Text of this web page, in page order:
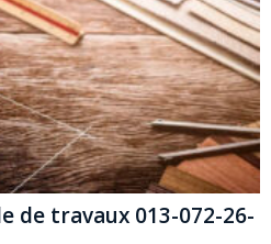
de travaux 013-072-26-